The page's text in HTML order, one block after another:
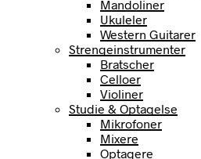
Mandoliner
Ukuleler
Western Guitarer
Strengeinstrumenter
Bratscher
Celloer
Violiner
Studie & Optagelse
Mikrofoner
Mixere
Optagere